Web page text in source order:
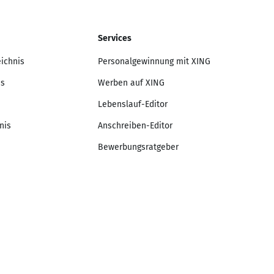
Services
Personalgewinnung mit XING
Werben auf XING
Lebenslauf-Editor
Anschreiben-Editor
Bewerbungsratgeber